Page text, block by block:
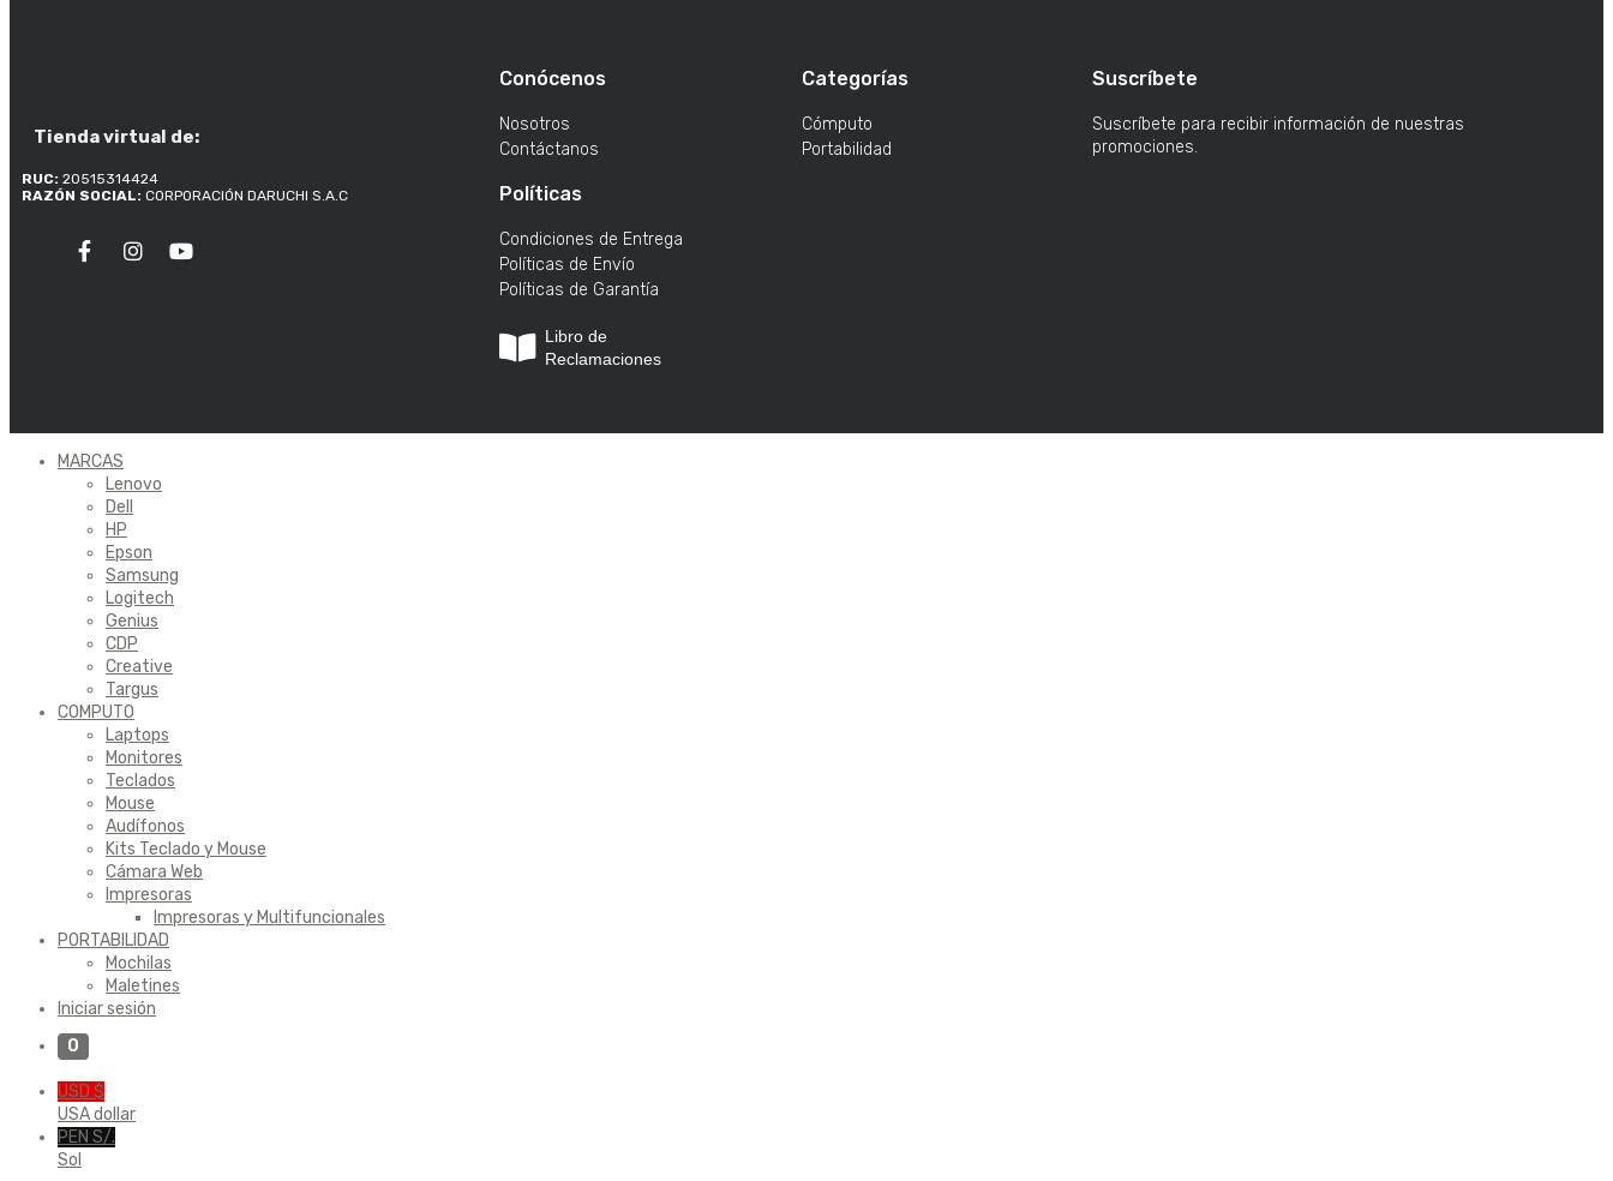
Tienda virtual de:
RUC: 20515314424
RAZÓN SOCIAL: CORPORACIÓN DARUCHI S.A.C
Conócenos
Nosotros
Contáctanos
Políticas
Condiciones de Entrega
Políticas de Envío
Políticas de Garantía
Libro de
Reclamaciones
Categorías
Cómputo
Portabilidad
Suscríbete
Suscríbete para recibir información de nuestras
promociones.
MARCAS
Lenovo
Dell
HP
Epson
Samsung
Logitech
Genius
CDP
Creative
Targus
COMPUTO
Laptops
Monitores
Teclados
Mouse
Audífonos
Kits Teclado y Mouse
Cámara Web
Impresoras
Impresoras y Multifuncionales
PORTABILIDAD
Mochilas
Maletines
Iniciar sesión
0
USD $
USA dollar
PEN S/.
Sol